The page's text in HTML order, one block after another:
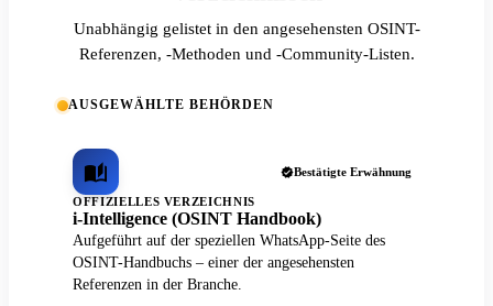
Unabhängig gelistet in den angesehensten OSINT-
Referenzen, -Methoden und -Community-Listen.
AUSGEWÄHLTE BEHÖRDEN
Bestätigte Erwähnung
OFFIZIELLES VERZEICHNIS
i-Intelligence (OSINT Handbook)
Aufgeführt auf der speziellen WhatsApp-Seite des
OSINT-Handbuchs – einer der angesehensten
Referenzen in der Branche.